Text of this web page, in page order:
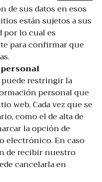
de sus datos en esos
están sujetos a sus
por lo cual es
para confirmar que
restringir la
personal que
web. Cada vez que se
como el de alta de
la opción de
En caso
de recibir nuestro
cancelarla en